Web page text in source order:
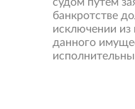
банкротстве
исключении из
данного